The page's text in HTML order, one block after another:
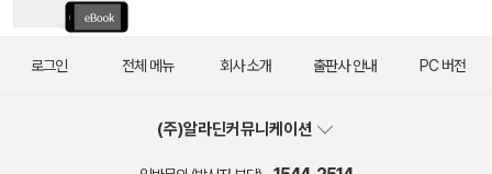
로그인 전체 메뉴 회사 소개 출판사 안내 PC 버전
(주)알라딘커뮤니케이션